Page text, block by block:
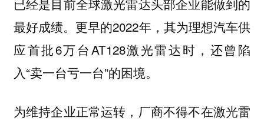
最好成绩。更早的2022年，其为理想汽车供
应首批6万台AT128激光雷达时，还曾陷
入“卖一台亏一台”的困境。
为维持企业正常运转，厂商不得不在激光雷